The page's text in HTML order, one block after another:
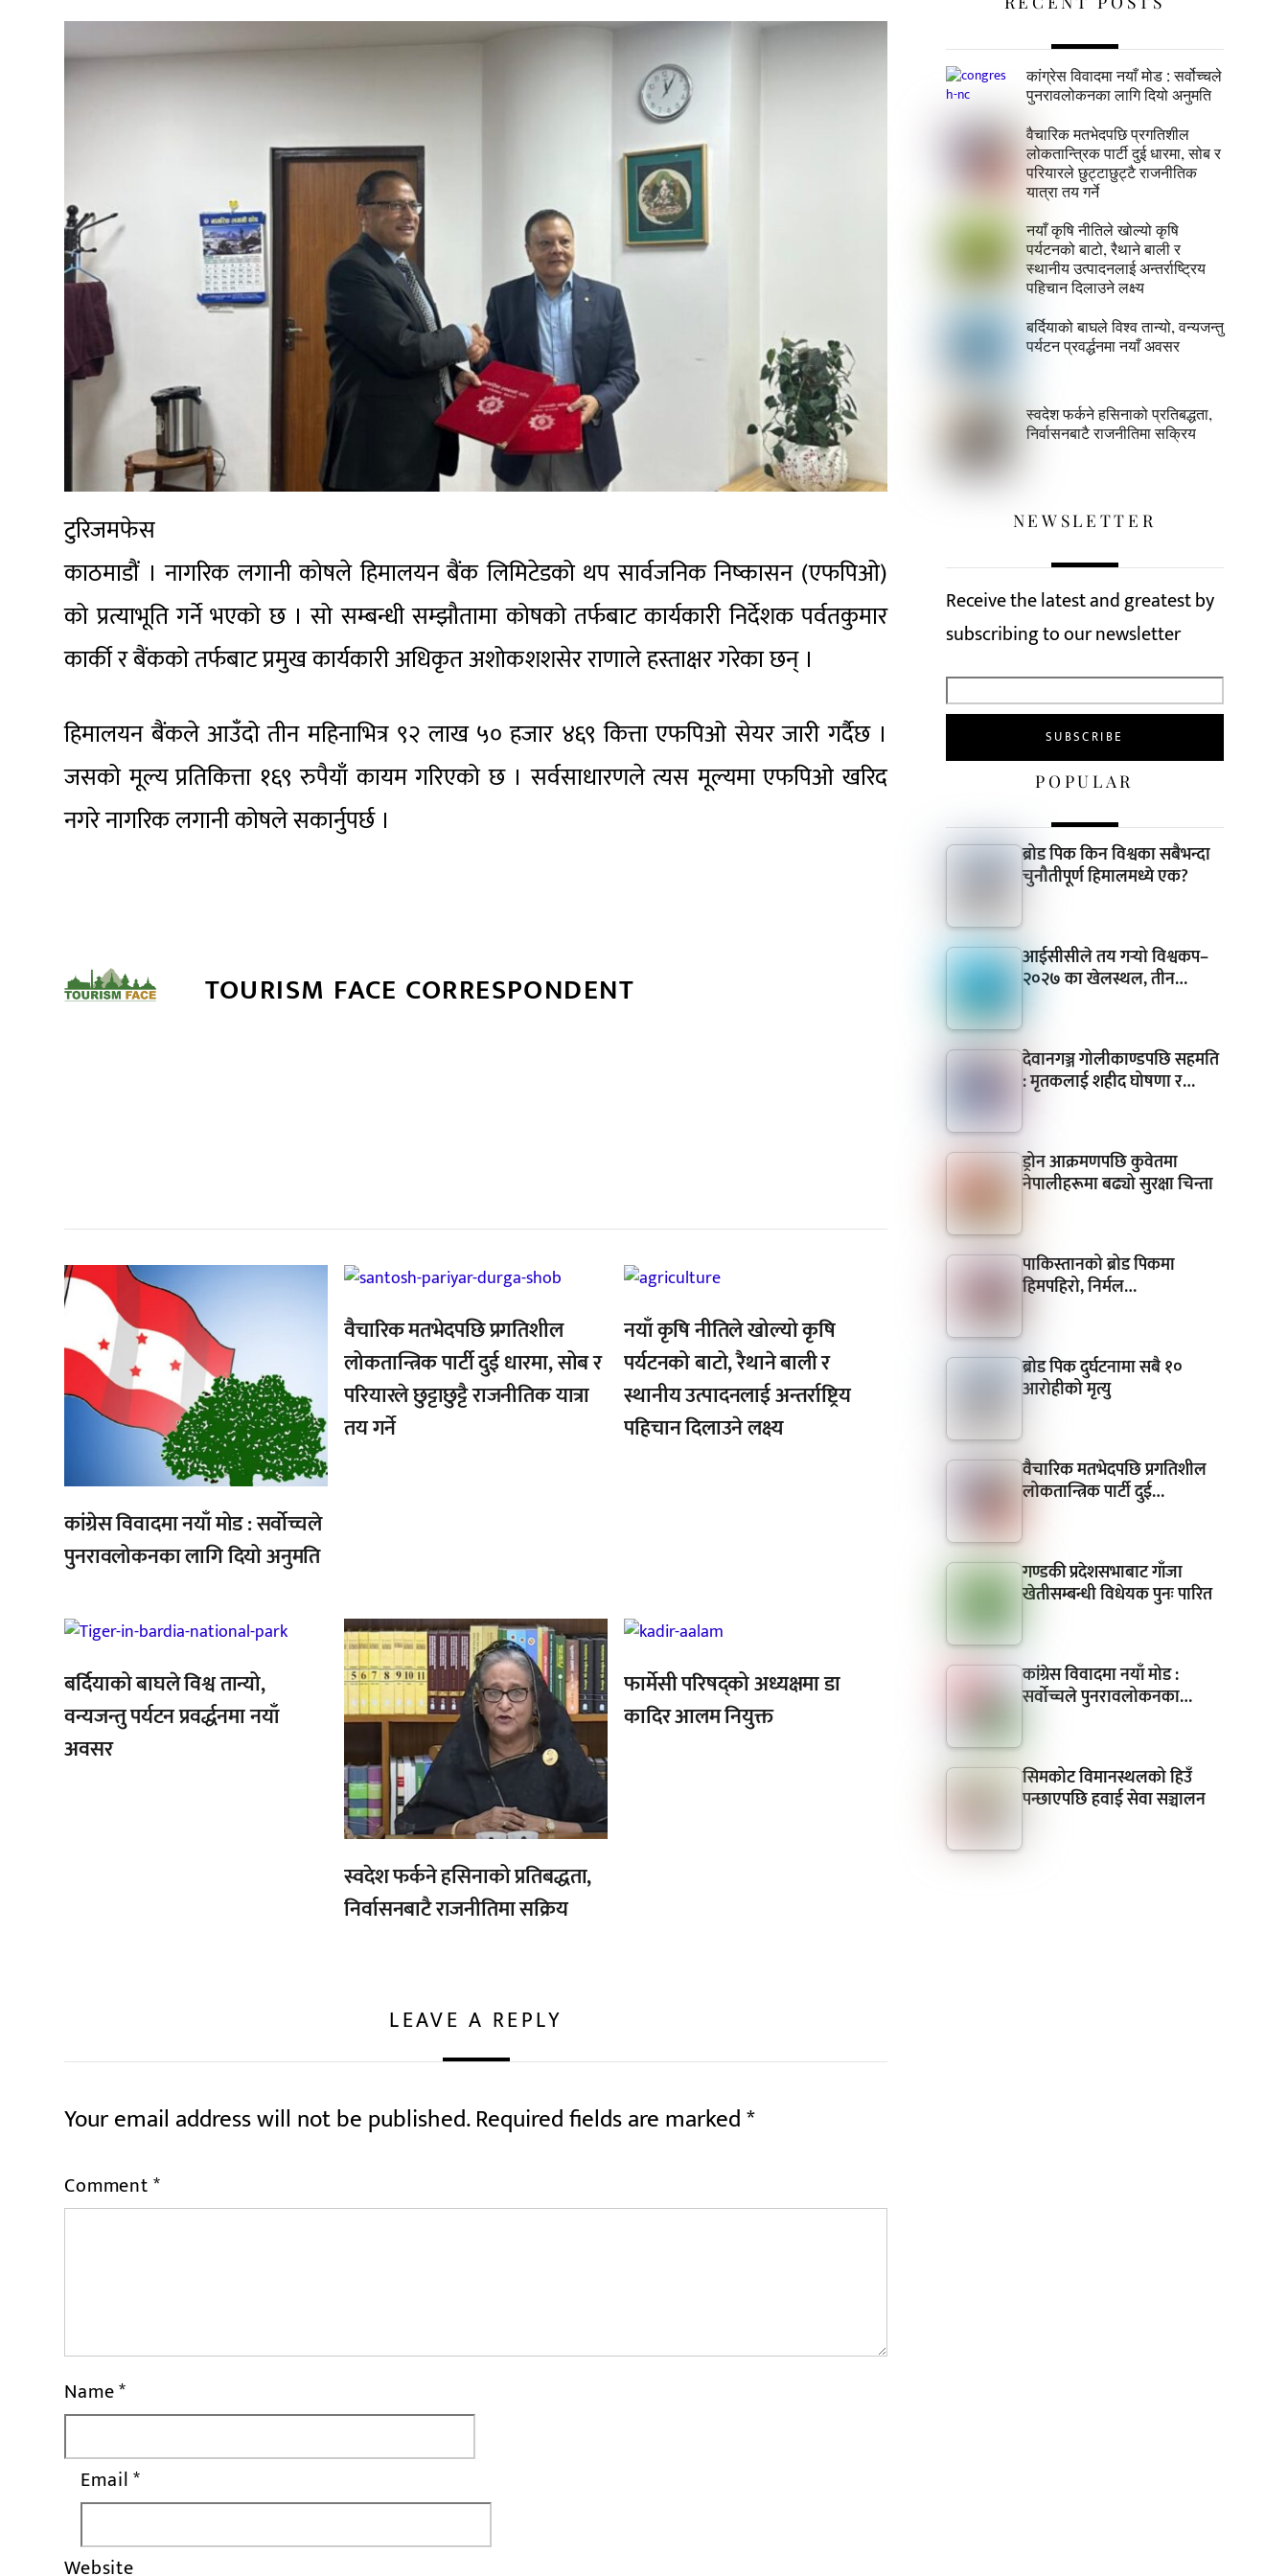
टुरिजमफेस
काठमाडौं । नागरिक लगानी कोषले हिमालयन बैंक लिमिटेडको थप सार्वजनिक निष्कासन (एफपिओ)
को प्रत्याभूति गर्ने भएको छ । सो सम्बन्धी सम्झौतामा कोषको तर्फबाट कार्यकारी निर्देशक पर्वतकुमार
कार्की र बैंकको तर्फबाट प्रमुख कार्यकारी अधिकृत अशोकशशसेर राणाले हस्ताक्षर गरेका छन् ।
हिमालयन बैंकले आउँदो तीन महिनाभित्र ९२ लाख ५० हजार ४६९ कित्ता एफपिओ सेयर जारी गर्दैछ ।
जसको मूल्य प्रतिकित्ता १६९ रुपैयाँ कायम गरिएको छ । सर्वसाधारणले त्यस मूल्यमा एफपिओ खरिद
नगरे नागरिक लगानी कोषले सकार्नुपर्छ ।
TOURISM FACE CORRESPONDENT
,
कांग्रेस विवादमा नयाँ मोड : सर्वोच्चले
पुनरावलोकनका लागि दियो अनुमति
,
वैचारिक मतभेदपछि प्रगतिशील
लोकतान्त्रिक पार्टी दुई धारमा, सोब र
परियारले छुट्टाछुट्टै राजनीतिक यात्रा
तय गर्ने
,
नयाँ कृषि नीतिले खोल्यो कृषि
पर्यटनको बाटो, रैथाने बाली र
स्थानीय उत्पादनलाई अन्तर्राष्ट्रिय
पहिचान दिलाउने लक्ष्य
,
बर्दियाको बाघले विश्व तान्यो,
वन्यजन्तु पर्यटन प्रवर्द्धनमा नयाँ
अवसर
,,
स्वदेश फर्कने हसिनाको प्रतिबद्धता,
निर्वासनबाटै राजनीतिमा सक्रिय
,
फार्मेसी परिषद्को अध्यक्षमा डा
कादिर आलम नियुक्त
LEAVE A REPLY
Your email address will not be published.Required fields are marked*
Comment*
Name*
Email*
Website
कांग्रेस विवादमा नयाँ मोड : सर्वोच्चले
पुनरावलोकनका लागि दियो अनुमति
वैचारिक मतभेदपछि प्रगतिशील
लोकतान्त्रिक पार्टी दुई धारमा, सोब र
परियारले छुट्टाछुट्टै राजनीतिक
यात्रा तय गर्ने
नयाँ कृषि नीतिले खोल्यो कृषि
पर्यटनको बाटो, रैथाने बाली र
स्थानीय उत्पादनलाई अन्तर्राष्ट्रिय
पहिचान दिलाउने लक्ष्य
बर्दियाको बाघले विश्व तान्यो, वन्यजन्तु
पर्यटन प्रवर्द्धनमा नयाँ अवसर
स्वदेश फर्कने हसिनाको प्रतिबद्धता,
निर्वासनबाटै राजनीतिमा सक्रिय
NEWSLETTER
Receive the latest and greatest by
subscribing to our newsletter
POPULAR
ब्रोड पिक किन विश्वका सबैभन्दा
चुनौतीपूर्ण हिमालमध्ये एक?
आईसीसीले तय गर्‍यो विश्वकप–
२०२७ का खेलस्थल, तीन…
देवानगञ्ज गोलीकाण्डपछि सहमति
: मृतकलाई शहीद घोषणा र…
ड्रोन आक्रमणपछि कुवेतमा
नेपालीहरूमा बढ्यो सुरक्षा चिन्ता
पाकिस्तानको ब्रोड पिकमा
हिमपहिरो, निर्मल…
ब्रोड पिक दुर्घटनामा सबै १०
आरोहीको मृत्यु
वैचारिक मतभेदपछि प्रगतिशील
लोकतान्त्रिक पार्टी दुई…
गण्डकी प्रदेशसभाबाट गाँजा
खेतीसम्बन्धी विधेयक पुनः पारित
कांग्रेस विवादमा नयाँ मोड :
सर्वोच्चले पुनरावलोकनका…
सिमकोट विमानस्थलको हिउँ
पन्छाएपछि हवाई सेवा सञ्चालन